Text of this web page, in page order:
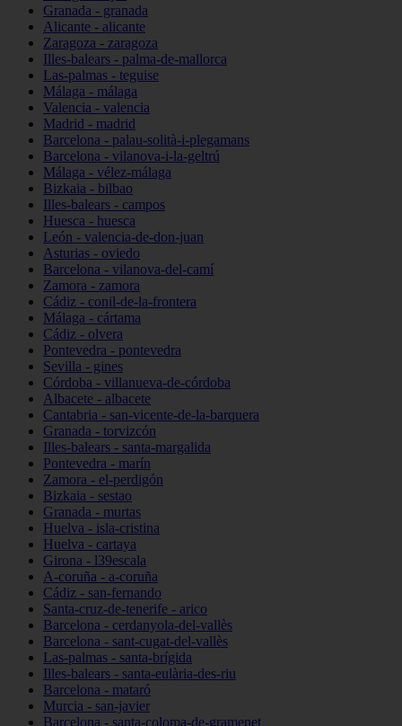
Granada - granada
Alicante - alicante
Zaragoza - zaragoza
Illes-balears - palma-de-mallorca
Las-palmas - teguise
Málaga - málaga
Valencia - valencia
Madrid - madrid
Barcelona - palau-solità-i-plegamans
Barcelona - vilanova-i-la-geltrú
Málaga - vélez-málaga
Bizkaia - bilbao
Illes-balears - campos
Huesca - huesca
León - valencia-de-don-juan
Asturias - oviedo
Barcelona - vilanova-del-camí
Zamora - zamora
Cádiz - conil-de-la-frontera
Málaga - cártama
Cádiz - olvera
Pontevedra - pontevedra
Sevilla - gines
Córdoba - villanueva-de-córdoba
Albacete - albacete
Cantabria - san-vicente-de-la-barquera
Granada - torvizcón
Illes-balears - santa-margalida
Pontevedra - marín
Zamora - el-perdigón
Bizkaia - sestao
Granada - murtas
Huelva - isla-cristina
Huelva - cartaya
Girona - l39escala
A-coruña - a-coruña
Cádiz - san-fernando
Santa-cruz-de-tenerife - arico
Barcelona - cerdanyola-del-vallès
Barcelona - sant-cugat-del-vallès
Las-palmas - santa-brígida
Illes-balears - santa-eulària-des-riu
Barcelona - mataró
Murcia - san-javier
Barcelona - santa-coloma-de-gramenet